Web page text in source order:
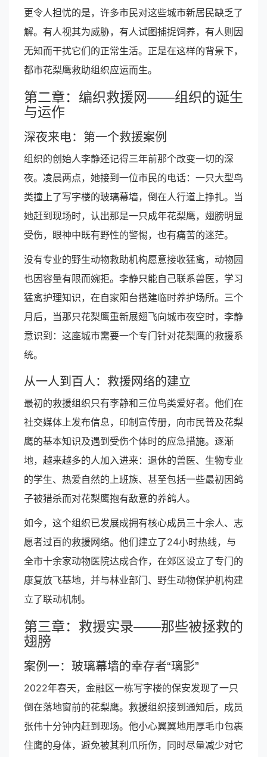
更令人担忧的是，许多市民对这些城市新居民缺乏了
解。有人视其为威胁，有人试图捕捉饲养，有人则因
无知而干扰它们的正常生活。正是在这样的背景下，
都市花梨鹰救助组织应运而生。
第二章：编织救援网——组织的诞生
与运作
深夜来电：第一个救援案例
组织的创始人李静还记得三年前那个改变一切的深
夜。凌晨两点，她接到一位市民的电话：一只大型鸟
类撞上了写字楼的玻璃幕墙，倒在人行道上挣扎。当
她赶到现场时，认出那是一只成年花梨鹰，翅膀明显
受伤，眼神中既有野性的警惕，也有痛苦的迷茫。
没有专业的野生动物救助机构愿意接收猛禽，动物园
也因容量有限而婉拒。李静只能自己联系兽医，学习
猛禽护理知识，在自家阳台搭建临时养护场所。三个
月后，当那只花梨鹰重新展翅飞向城市夜空时，李静
意识到：这座城市需要一个专门针对花梨鹰的救援系
统。
从一人到百人：救援网络的建立
最初的救援组织只有李静和三位鸟类爱好者。他们在
社交媒体上发布信息，印制宣传册，向市民普及花梨
鹰的基本知识及遇到受伤个体时的应急措施。逐渐
地，越来越多的人加入进来：退休的兽医、生物专业
的学生、热爱自然的上班族、甚至包括一些最初因鸽
子被猎杀而对花梨鹰抱有敌意的养鸽人。
如今，这个组织已发展成拥有核心成员三十余人、志
愿者过百的救援网络。他们建立了24小时热线，与
全市十余家动物医院达成合作，在郊区设立了专门的
康复放飞基地，并与林业部门、野生动物保护机构建
立了联动机制。
第三章：救援实录——那些被拯救的
翅膀
案例一：玻璃幕墙的幸存者“璃影”
2022年春天，金融区一栋写字楼的保安发现了一只
倒在落地窗前的花梨鹰。救援组织接到通知后，成员
张伟十分钟内赶到现场。他小心翼翼地用厚毛巾包裹
住鹰的身体，避免被其利爪所伤，同时尽量减少对它